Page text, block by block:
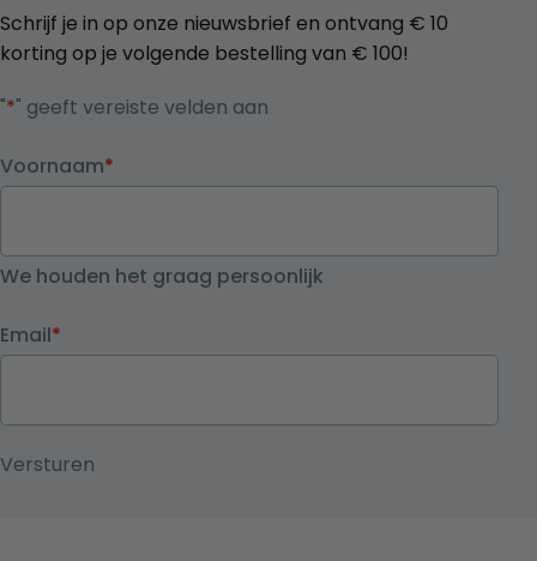
Schrijf je in op onze nieuwsbrief en ontvang € 10
korting op je volgende bestelling van € 100!
"*" geeft vereiste velden aan
Voornaam*
We houden het graag persoonlijk
Email*